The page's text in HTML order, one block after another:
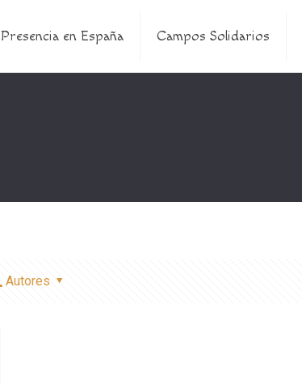
Presencia en España Campos Solidarios
Autores